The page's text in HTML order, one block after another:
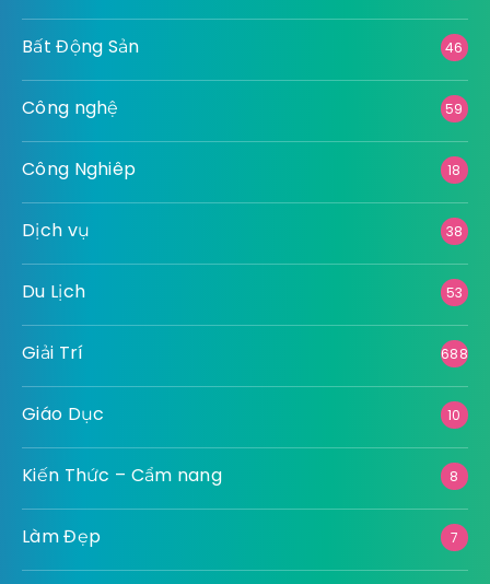
Bất Động Sản 46
Công nghệ 59
Công Nghiêp 18
Dịch vụ 38
Du Lịch 53
Giải Trí 688
Giáo Dục 10
Kiến Thức – Cẩm nang 8
Làm Đẹp 7